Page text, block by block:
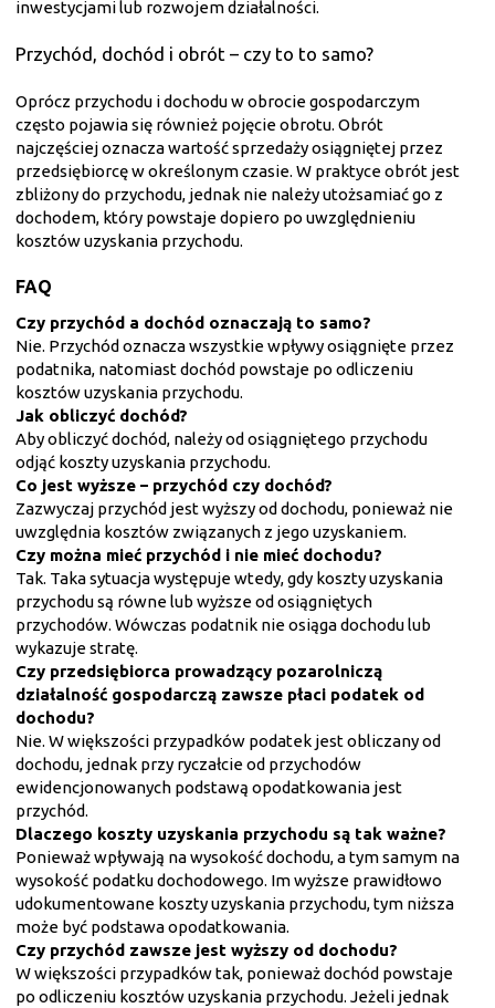
inwestycjami lub rozwojem działalności.
Przychód, dochód i obrót – czy to to samo?
Oprócz przychodu i dochodu w obrocie gospodarczym
często pojawia się również pojęcie obrotu. Obrót
najczęściej oznacza wartość sprzedaży osiągniętej przez
przedsiębiorcę w określonym czasie. W praktyce obrót jest
zbliżony do przychodu, jednak nie należy utożsamiać go z
dochodem, który powstaje dopiero po uwzględnieniu
kosztów uzyskania przychodu.
FAQ
Czy przychód a dochód oznaczają to samo?
Nie. Przychód oznacza wszystkie wpływy osiągnięte przez
podatnika, natomiast dochód powstaje po odliczeniu
kosztów uzyskania przychodu.
Jak obliczyć dochód?
Aby obliczyć dochód, należy od osiągniętego przychodu
odjąć koszty uzyskania przychodu.
Co jest wyższe – przychód czy dochód?
Zazwyczaj przychód jest wyższy od dochodu, ponieważ nie
uwzględnia kosztów związanych z jego uzyskaniem.
Czy można mieć przychód i nie mieć dochodu?
Tak. Taka sytuacja występuje wtedy, gdy koszty uzyskania
przychodu są równe lub wyższe od osiągniętych
przychodów. Wówczas podatnik nie osiąga dochodu lub
wykazuje stratę.
Czy przedsiębiorca prowadzący pozarolniczą
działalność gospodarczą zawsze płaci podatek od
dochodu?
Nie. W większości przypadków podatek jest obliczany od
dochodu, jednak przy ryczałcie od przychodów
ewidencjonowanych podstawą opodatkowania jest
przychód.
Dlaczego koszty uzyskania przychodu są tak ważne?
Ponieważ wpływają na wysokość dochodu, a tym samym na
wysokość podatku dochodowego. Im wyższe prawidłowo
udokumentowane koszty uzyskania przychodu, tym niższa
może być podstawa opodatkowania.
Czy przychód zawsze jest wyższy od dochodu?
W większości przypadków tak, ponieważ dochód powstaje
po odliczeniu kosztów uzyskania przychodu. Jeżeli jednak